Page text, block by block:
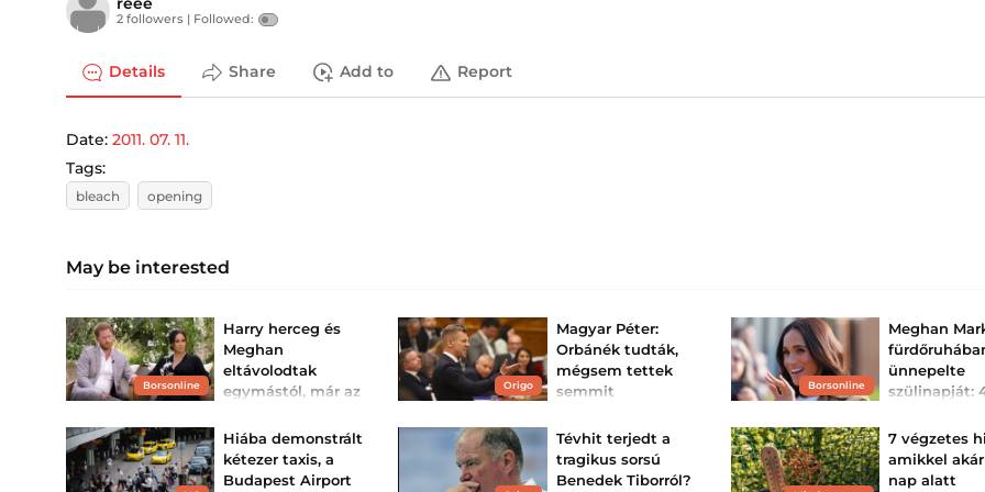
2 followers | Followed:
Details Share Add to Report
Date: 2011. 07. 11.
Tags:
bleach opening
May be interested
Borsonline
Harry herceg és
Meghan
eltávolodtak
egymástól, már az
elege van belőlük
Kinsey Schofield királyi
szakértő a TalkTV élő
adásában mért újabb
Origo
Magyar Péter:
Orbánék tudták,
mégsem tettek
semmit
kormányhatározatra
hivatkozik.
Borsonline
Meghan
ünnepelte
szülinapját:
felesége
Meghan
Hiába demonstrált
kétezer taxis, a
Budapest Airport
Tévhit terjedt a
tragikus sorsú
Benedek Tiborról?
7 végzetes
amikkel
nap alatt